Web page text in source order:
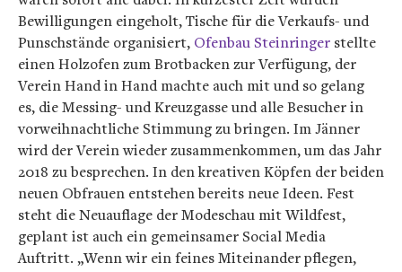
Bewilligungen eingeholt, Tische für die Verkaufs- und
Punschstände organisiert, Ofenbau Steinringer stellte
einen Holzofen zum Brotbacken zur Verfügung, der
Verein Hand in Hand machte auch mit und so gelang
es, die Messing- und Kreuzgasse und alle Besucher in
vorweihnachtliche Stimmung zu bringen. Im Jänner
wird der Verein wieder zusammenkommen, um das Jahr
2018 zu besprechen. In den kreativen Köpfen der beiden
neuen Obfrauen entstehen bereits neue Ideen. Fest
steht die Neuauflage der Modeschau mit Wildfest,
geplant ist auch ein gemeinsamer Social Media
Auftritt. „Wenn wir ein feines Miteinander pflegen,